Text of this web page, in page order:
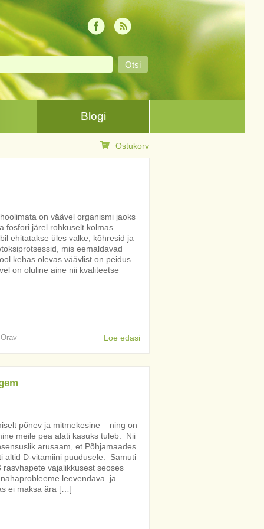
Blogi
Ostukorv
on väävel organismi jaoks
fosfori järel rohkuselt kolmas
ehitatakse üles valke, kõhresid ja
mis eemaldavad
kehas olevas väävlist on peidus
on oluline aine nii kvaliteetse
Loe edasi
põnev ja mitmekesine ning on
meile pea alati kasuks tuleb. Nii
arusaam, et Põhjamaades
altid D-vitamiini puudusele. Samuti
vajalikkusest seoses
leevendava ja
ei maksa ära […]